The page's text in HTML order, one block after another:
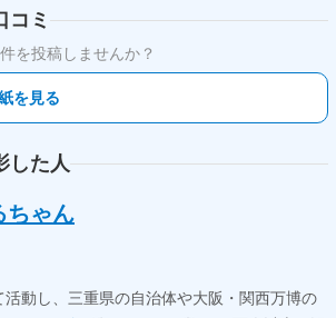
コミ
を投稿しませんか？
を見る
した人
ちゃん
動し、三重県の自治体や大阪・関西万博の